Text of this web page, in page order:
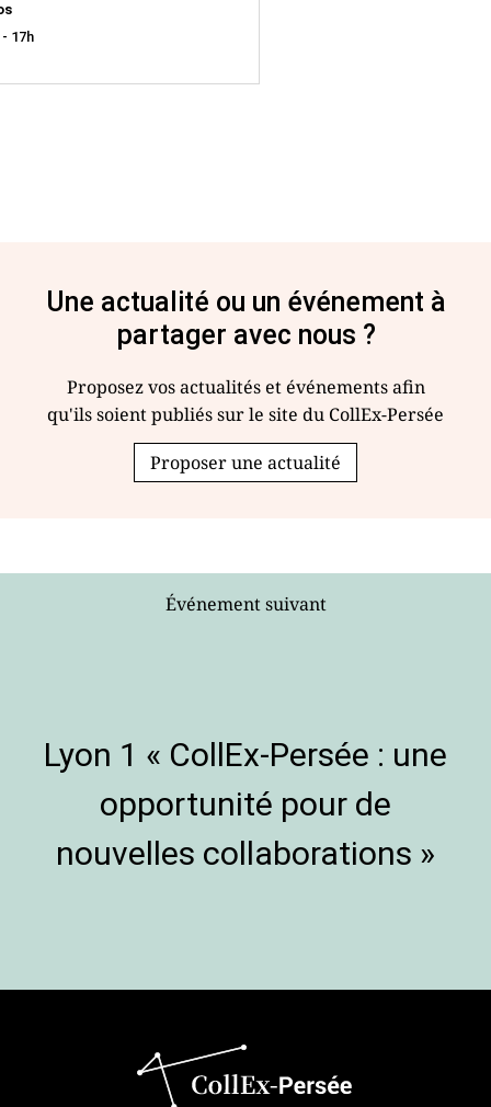
17h
Une actualité ou un événement à
partager avec nous ?
Proposez vos actualités et événements afin
qu'ils soient publiés sur le site du CollEx-Persée
Proposer une actualité
Événement suivant
Lyon 1 « CollEx-Persée : une
opportunité pour de
nouvelles collaborations »